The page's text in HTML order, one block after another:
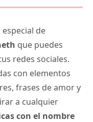
de
que puedes
redes sociales.
con elementos
frases de amor y
a cualquier
con el nombre